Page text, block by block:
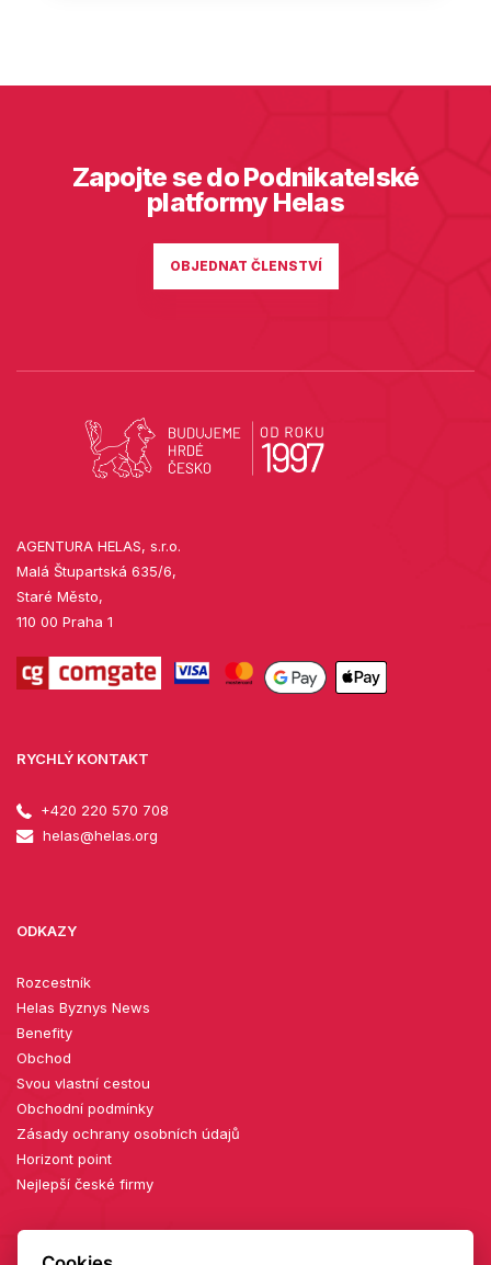
Zapojte se do Podnikatelské
platformy Helas
OBJEDNAT ČLENSTVÍ
AGENTURA HELAS, s.r.o.
Malá Štupartská 635/6,
Staré Město,
110 00 Praha 1
RYCHLÝ KONTAKT
+420 220 570 708
helas@helas.org
ODKAZY
Rozcestník
Helas Byznys News
Benefity
Obchod
Svou vlastní cestou
Obchodní podmínky
Zásady ochrany osobních údajů
Horizont point
Nejlepší české firmy